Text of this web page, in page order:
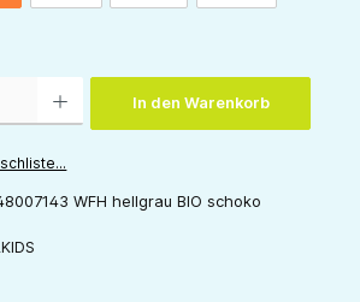
In den Warenkorb
WFH hellgrau BIO schoko